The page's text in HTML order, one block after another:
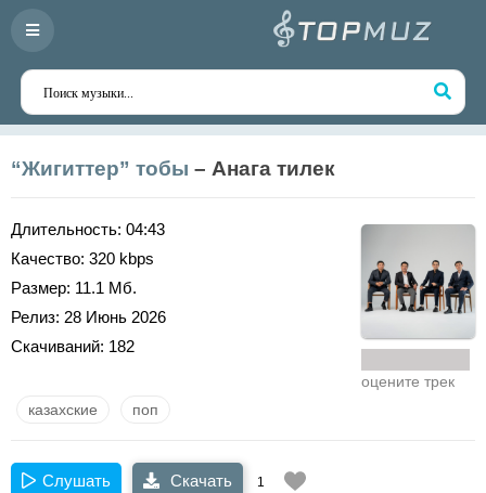
“Жигиттер” тобы – Анага тилек
Длительность: 04:43
Качество: 320 kbps
Размер: 11.1 Мб.
Релиз: 28 Июнь 2026
Скачиваний: 182
оцените трек
казахские поп
Слушать Скачать 1